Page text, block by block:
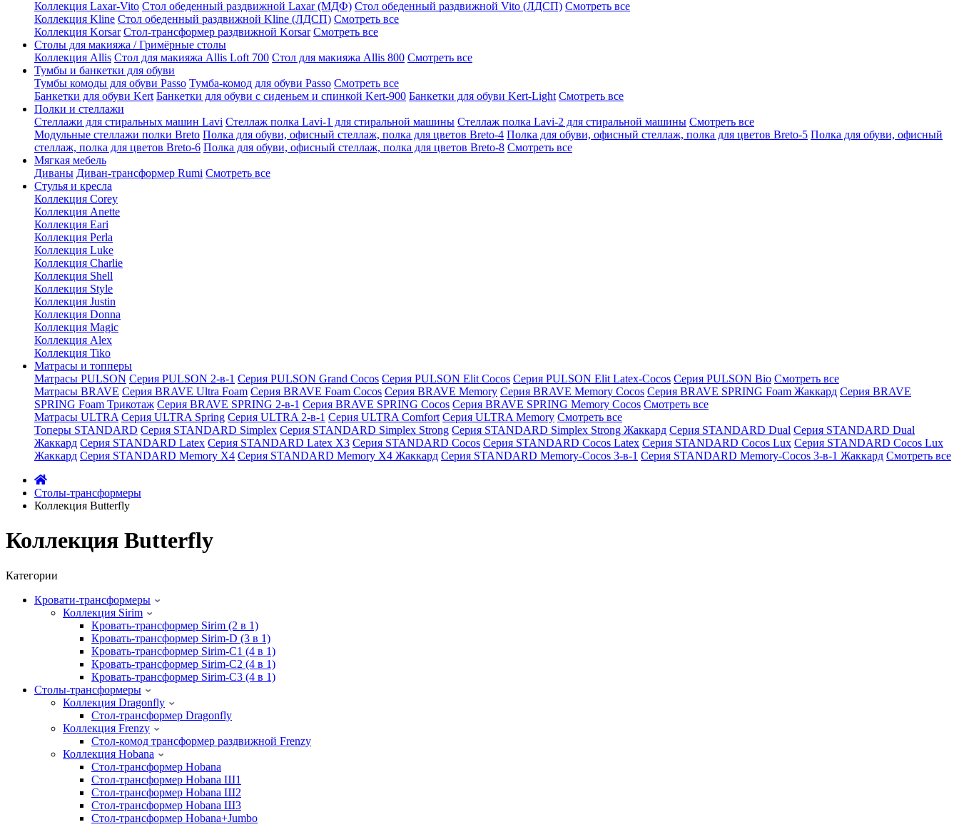
Коллекция Laxar-Vito Стол обеденный раздвижной Laxar (МДФ) Стол обеденный раздвижной Vito (ЛДСП) Смотреть все
Коллекция Kline Стол обеденный раздвижной Kline (ЛДСП) Смотреть все
Коллекция Korsar Стол-трансформер раздвижной Korsar Смотреть все
Столы для макияжа / Гримёрные столы
Коллекция Allis Стол для макияжа Allis Loft 700 Стол для макияжа Allis 800 Смотреть все
Тумбы и банкетки для обуви
Тумбы комоды для обуви Passo Тумба-комод для обуви Passo Смотреть все
Банкетки для обуви Kert Банкетки для обуви с сиденьем и спинкой Kert-900 Банкетки для обуви Kert-Light Смотреть все
Полки и стеллажи
Стеллажи для стиральных машин Lavi Стеллаж полка Lavi-1 для стиральной машины Стеллаж полка Lavi-2 для стиральной машины Смотреть все
Модульные стеллажи полки Breto Полка для обуви, офисный стеллаж, полка для цветов Breto-4 Полка для обуви, офисный стеллаж, полка для цветов Breto-5 Полка для обуви, офисный
стеллаж, полка для цветов Breto-6 Полка для обуви, офисный стеллаж, полка для цветов Breto-8 Смотреть все
Мягкая мебель
Диваны Диван-трансформер Rumi Смотреть все
Стулья и кресла
Коллекция Corey
Коллекция Anette
Коллекция Eari
Коллекция Perla
Коллекция Luke
Коллекция Charlie
Коллекция Shell
Коллекция Style
Коллекция Justin
Коллекция Donna
Коллекция Magic
Коллекция Alex
Коллекция Tiko
Матрасы и топперы
Матрасы PULSON Серия PULSON 2-в-1 Серия PULSON Grand Cocos Серия PULSON Elit Cocos Серия PULSON Elit Latex-Cocos Серия PULSON Bio Смотреть все
Матрасы BRAVE Серия BRAVE Ultra Foam Серия BRAVE Foam Cocos Серия BRAVE Memory Серия BRAVE Memory Cocos Серия BRAVE SPRING Foam Жаккард Серия BRAVE
SPRING Foam Трикотаж Серия BRAVE SPRING 2-в-1 Серия BRAVE SPRING Cocos Серия BRAVE SPRING Memory Cocos Смотреть все
Матрасы ULTRA Серия ULTRA Spring Серия ULTRA 2-в-1 Серия ULTRA Comfort Серия ULTRA Memory Смотреть все
Топеры STANDARD Серия STANDARD Simplex Серия STANDARD Simplex Strong Серия STANDARD Simplex Strong Жаккард Серия STANDARD Dual Серия STANDARD Dual
Жаккард Серия STANDARD Latex Серия STANDARD Latex X3 Серия STANDARD Cocos Серия STANDARD Cocos Latex Серия STANDARD Cocos Lux Серия STANDARD Cocos Lux
Жаккард Серия STANDARD Memory X4 Серия STANDARD Memory X4 Жаккард Серия STANDARD Memory-Cocos 3-в-1 Серия STANDARD Memory-Cocos 3-в-1 Жаккард Смотреть все
Cтолы-трансформеры
Коллекция Butterfly
Коллекция Butterfly
Категории
Кровати-трансформеры
Коллекция Sirim
Кровать-трансформер Sirim (2 в 1)
Кровать-трансформер Sirim-D (3 в 1)
Кровать-трансформер Sirim-C1 (4 в 1)
Кровать-трансформер Sirim-C2 (4 в 1)
Кровать-трансформер Sirim-C3 (4 в 1)
Cтолы-трансформеры
Коллекция Dragonfly
Стол-трансформер Dragonfly
Коллекция Frenzy
Стол-комод трансформер раздвижной Frenzy
Коллекция Hobana
Стол-трансформер Hobana
Стол-трансформер Hobana Ш1
Стол-трансформер Hobana Ш2
Стол-трансформер Hobana Ш3
Стол-трансформер Hobana+Jumbo